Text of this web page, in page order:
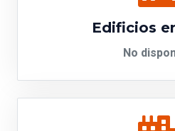
Edificios
No